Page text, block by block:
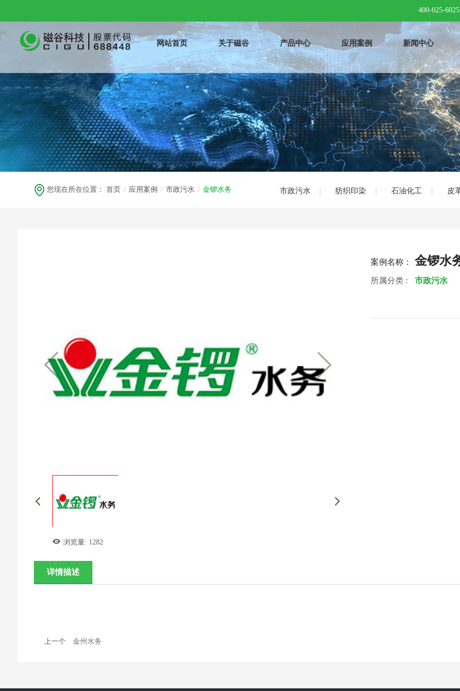
400-025-6025
网站首页 关于磁谷 产品中心 应用案例 新闻中心
您现在所在位置：首页 / 应用案例 / 市政污水 / 金锣水务 市政污水 纺织印染 石油化工 皮
浏览量: 1282
案例名称： 金锣水
所属分类 : 市政污水
详情描述
上一个 金州水务